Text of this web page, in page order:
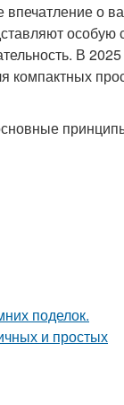
впечатление о
особую
В
компактных